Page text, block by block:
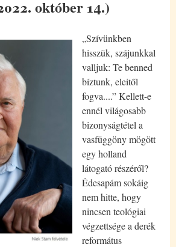
október 14.)
„Szívünkben
hisszük, szájunkkal
valljuk: Te benned
bíztunk, eleitől
fogva....” Kellett-e
ennél világosabb
bizonyságtétel a
vasfüggöny mögött
egy holland
látogató részéről?
Édesapám sokáig
nem hitte, hogy
nincsen teológiai
végzettsége a derék
református